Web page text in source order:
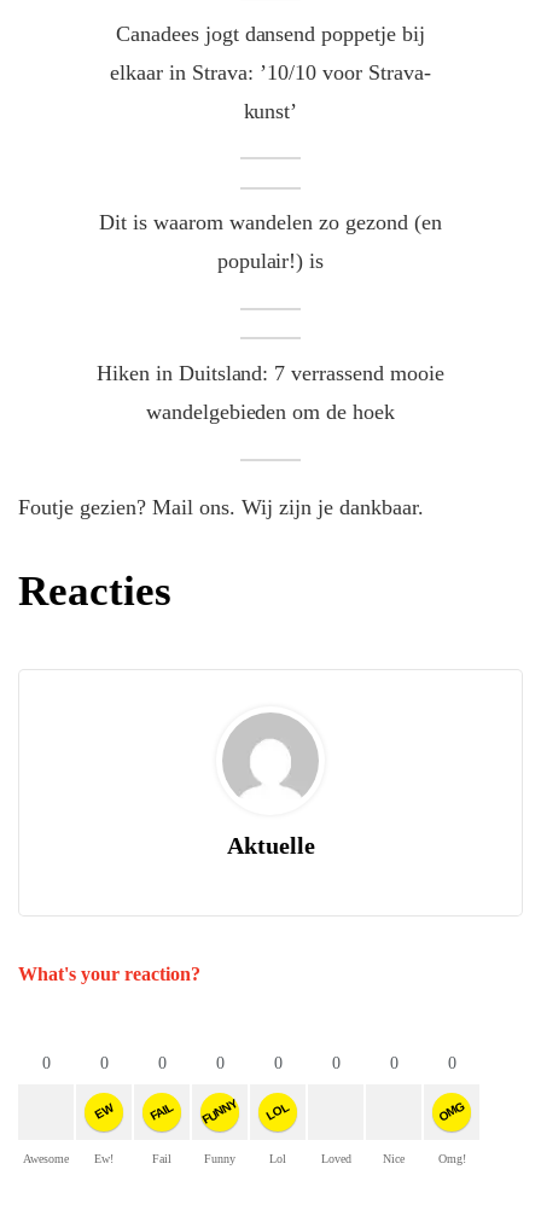
Canadees jogt dansend poppetje bij
elkaar in Strava: ’10/10 voor Strava-
kunst’
Dit is waarom wandelen zo gezond (en
populair!) is
Hiken in Duitsland: 7 verrassend mooie
wandelgebieden om de hoek
Foutje gezien? Mail ons. Wij zijn je dankbaar.
Reacties
Aktuelle
What's your reaction?
0
Awesome
0
EW
Ew!
0
FAIL
Fail
0
FUNNY
Funny
0
LOL
Lol
0
Loved
0
Nice
0
OMG
Omg!